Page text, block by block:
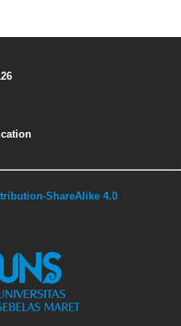
ShareAlike 4.0